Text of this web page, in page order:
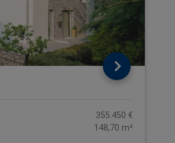
355.450 €
148,70 m²